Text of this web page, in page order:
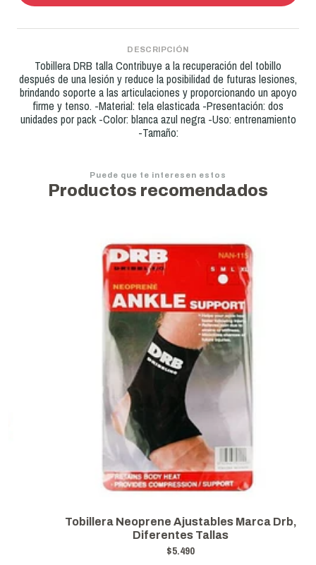
DESCRIPCIÓN
Tobillera DRB talla Contribuye a la recuperación del tobillo
después de una lesión y reduce la posibilidad de futuras lesiones,
brindando soporte a las articulaciones y proporcionando un apoyo
firme y tenso. -Material: tela elasticada -Presentación: dos
unidades por pack -Color: blanca azul negra -Uso: entrenamiento
-Tamaño:
Puede que te interesen estos
Productos recomendados
Tobillera Neoprene Ajustables Marca Drb,
Diferentes Tallas
$5.490